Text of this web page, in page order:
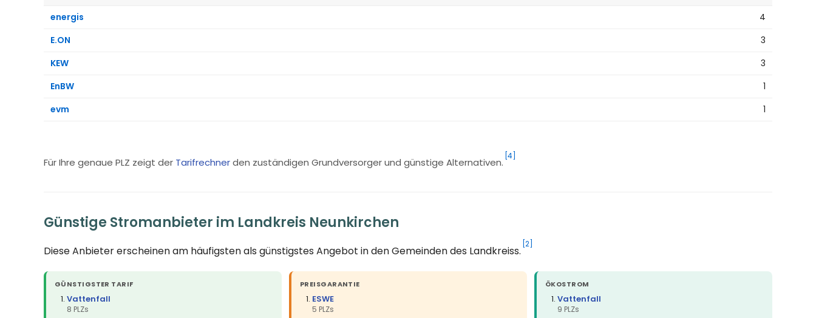
energis
4
E.ON
3
KEW
3
EnBW
1
evm
1
Für Ihre genaue PLZ zeigt der Tarifrechnerden zuständigen Grundversorger und günstige Alternativen.
[4]
Günstige Stromanbieter im Landkreis Neunkirchen
Diese Anbieter erscheinen am häufigsten als günstigstes Angebot in den Gemeinden des Landkreiss. [2]
GÜNSTIGSTER TARIF
Vattenfall
8 PLZs
PREISGARANTIE
ESWE
5 PLZs
ÖKOSTROM
Vattenfall
9 PLZs